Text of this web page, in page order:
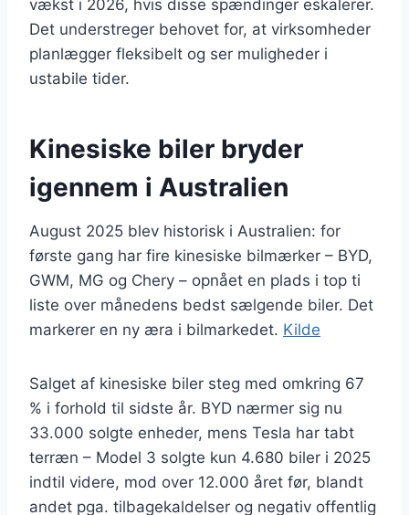
vækst i 2026, hvis disse spændinger eskalerer.
Det understreger behovet for, at virksomheder
planlægger fleksibelt og ser muligheder i
ustabile tider.
Kinesiske biler bryder
igennem i Australien
August 2025 blev historisk i Australien: for
første gang har fire kinesiske bilmærker – BYD,
GWM, MG og Chery – opnået en plads i top ti
liste over månedens bedst sælgende biler. Det
markerer en ny æra i bilmarkedet. Kilde
Salget af kinesiske biler steg med omkring 67
% i forhold til sidste år. BYD nærmer sig nu
33.000 solgte enheder, mens Tesla har tabt
terræn – Model 3 solgte kun 4.680 biler i 2025
indtil videre, mod over 12.000 året før, blandt
andet pga. tilbagekaldelser og negativ offentlig